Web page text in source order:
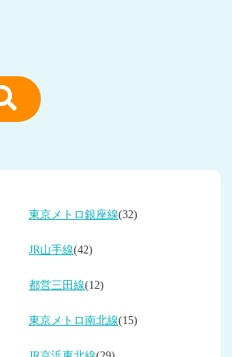
東京メトロ銀座線(32)
JR山手線(42)
都営三田線(12)
東京メトロ南北線(15)